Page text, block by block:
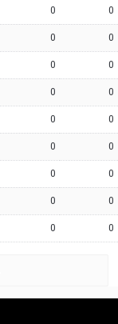
0 0
0 0
0 0
0 0
0 0
0 0
0 0
0 0
0 0